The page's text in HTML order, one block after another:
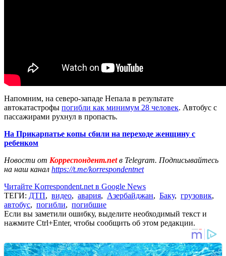
Напомним, на северо-западе Непала в результате
автокатастрофы погибли как минимум 28 человек. Автобус с
пассажирами рухнул в пропасть.
На Прикарпатье копы сбили на переходе женщину с
ребенком
Новости от Корреспондент.netв Telegram. Подписывайтесь
на наш канал https://t.me/korrespondentnet
Читайте Korrespondent.net в Google News
ТЕГИ: ДТП, видео, авария, Азербайджан, Баку, грузовик,
автобус, погибли, погибшие
Если вы заметили ошибку, выделите необходимый текст и
нажмите Ctrl+Enter, чтобы сообщить об этом редакции.